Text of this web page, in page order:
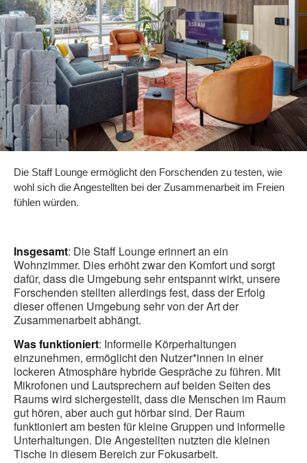
Die Staff Lounge ermöglicht den Forschenden zu testen, wie
wohl sich die Angestellten bei der Zusammenarbeit im Freien
fühlen würden.
Insgesamt: Die Staff Lounge erinnert an ein
Wohnzimmer. Dies erhöht zwar den Komfort und sorgt
dafür, dass die Umgebung sehr entspannt wirkt, unsere
Forschenden stellten allerdings fest, dass der Erfolg
dieser offenen Umgebung sehr von der Art der
Zusammenarbeit abhängt.
Was funktioniert: Informelle Körperhaltungen
einzunehmen, ermöglicht den Nutzer*innen in einer
lockeren Atmosphäre hybride Gespräche zu führen. Mit
Mikrofonen und Lautsprechern auf beiden Seiten des
Raums wird sichergestellt, dass die Menschen im Raum
gut hören, aber auch gut hörbar sind. Der Raum
funktioniert am besten für kleine Gruppen und informelle
Unterhaltungen. Die Angestellten nutzten die kleinen
Tische in diesem Bereich zur Fokusarbeit.